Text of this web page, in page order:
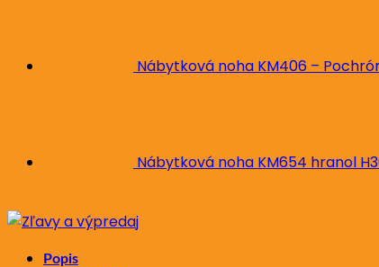
Nábytková noha KM406 –
Nábytková noha KM654 hranol
Popis